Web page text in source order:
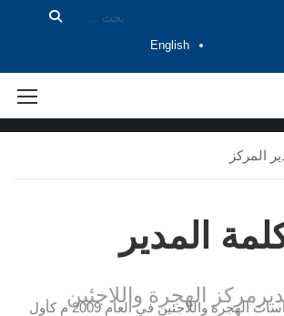
English
المركز
المركز
المدير
الهجرة واللاجئين
ـ تأسس مركز دراسات الهجرة واللاجئين في العام 2009 م كأول